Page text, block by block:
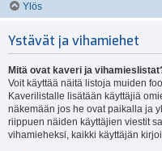
Ylös
Ystävät ja vihamiehet
Mitä ovat kaveri ja
Voit käyttää näitä listoja muiden
Kaverilistalle lisätään käyttäjiä
näkemään jos he ovat paikalla ja
riippuen näiden käyttäjien viestit
vihamieheksi, kaikki käyttäjän